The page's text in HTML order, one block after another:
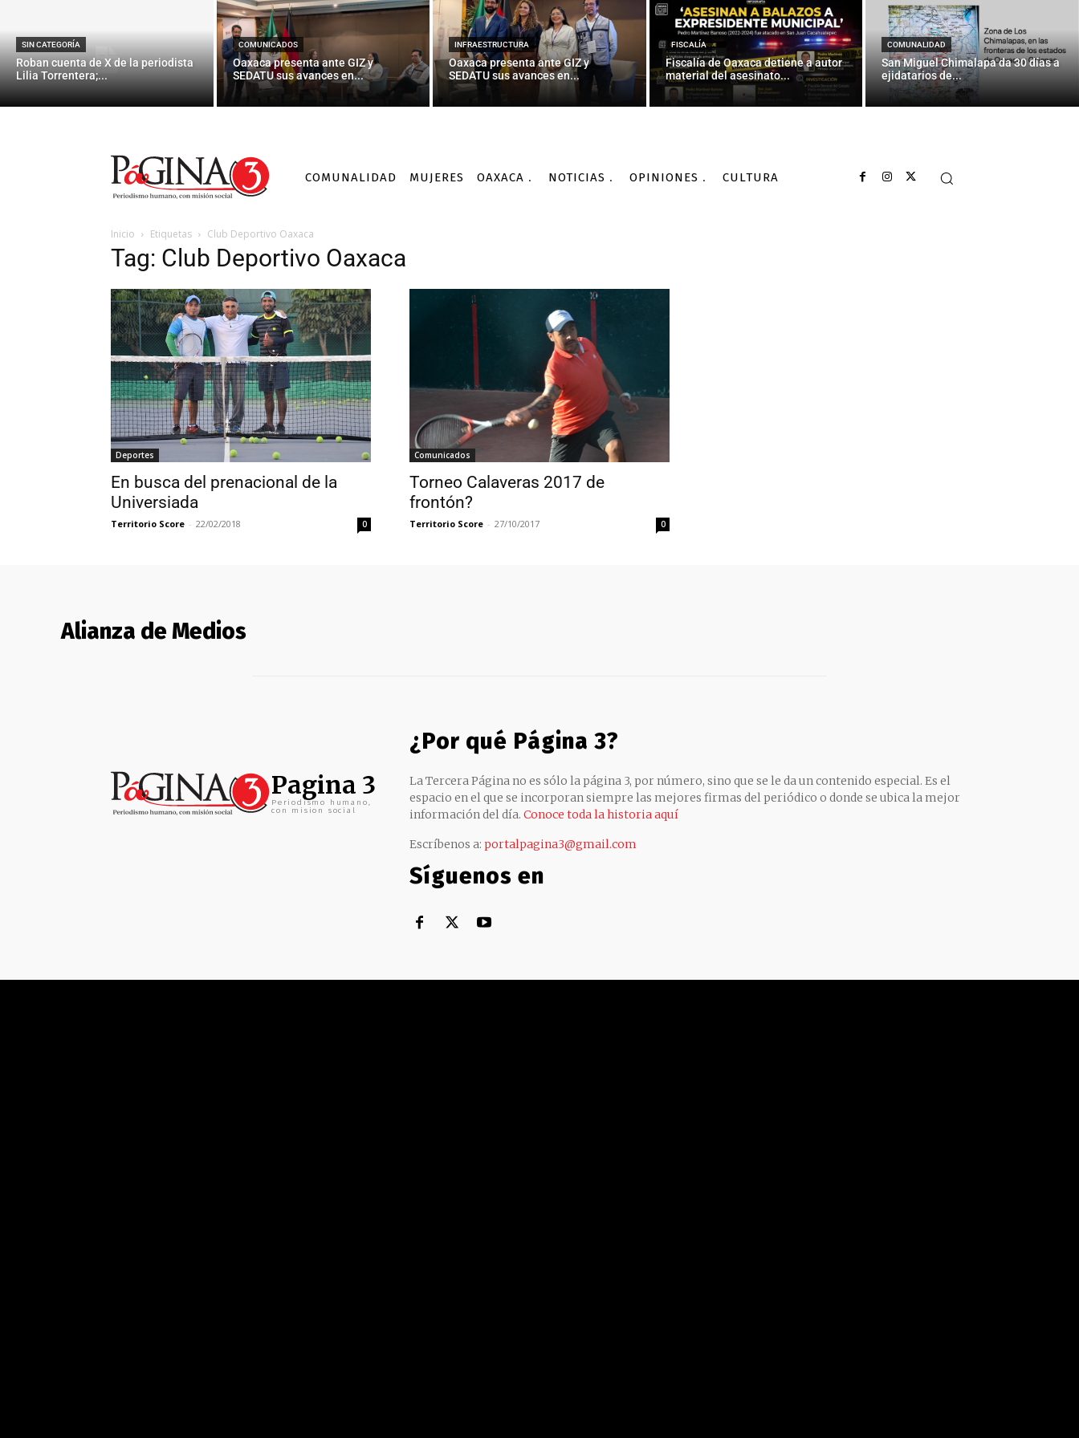
SIN CATEGORÍA
Roban cuenta de X de la periodista
Lilia Torrentera;...
COMUNICADOS
Oaxaca presenta ante GIZ y
SEDATU sus avances en...
INFRAESTRUCTURA
Oaxaca presenta ante GIZ y
SEDATU sus avances en...
FISCALÍA
Fiscalía de Oaxaca detiene a autor
material del asesinato...
COMUNALIDAD
San Miguel Chimalapa da 30 días a
ejidatarios de...
COMUNALIDAD MUJERES OAXACA NOTICIAS OPINIONES CULTURA
Inicio Etiquetas Club Deportivo Oaxaca
Tag: Club Deportivo Oaxaca
Deportes
En busca del prenacional de la
Universiada
Territorio Score - 22/02/2018 0
Comunicados
Torneo Calaveras 2017 de
frontón?
Territorio Score - 27/10/2017 0
Alianza de Medios
Pagina 3
Periodismo humano,
con mision social
¿Por qué Página 3?
La Tercera Página no es sólo la página 3, por número, sino que se le da un contenido especial. Es el
espacio en el que se incorporan siempre las mejores firmas del periódico o donde se ubica la mejor
información del día. Conoce toda la historia aquí
Escríbenos a: portalpagina3@gmail.com
Síguenos en